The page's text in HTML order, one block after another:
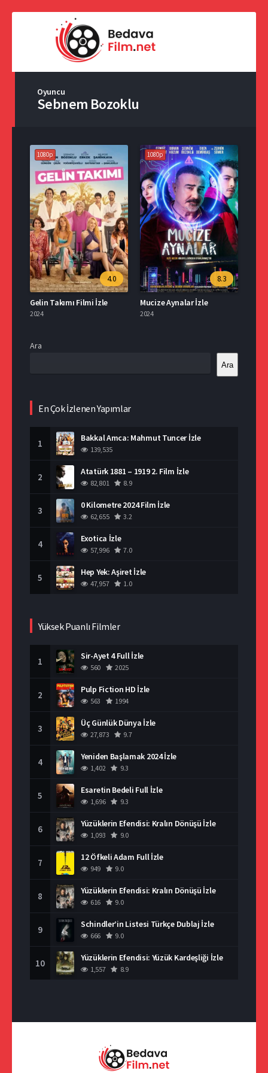
Oyuncu
Sebnem Bozoklu
1080p
4.0
Gelin Takımı Filmi İzle
2024
1080p
8.3
Mucize Aynalar İzle
2024
Ara
Ara
En Çok İzlenen Yapımlar
1 Bakkal Amca: Mahmut Tuncer İzle
139,535
2 Atatürk 1881 – 1919 2. Film İzle
82,801 8.9
3 0 Kilometre 2024 Film İzle
62,655 3.2
4 Exotica İzle
57,996 7.0
5 Hep Yek: Aşiret İzle
47,957 1.0
Yüksek Puanlı Filmler
1 Sir-Ayet 4 Full İzle
560 2025
2 Pulp Fiction HD İzle
563 1994
3 Üç Günlük Dünya İzle
27,873 9.7
4 Yeniden Başlamak 2024 İzle
1,402 9.3
5 Esaretin Bedeli Full İzle
1,696 9.3
6 Yüzüklerin Efendisi: Kralın Dönüşü İzle
1,093 9.0
7 12 Öfkeli Adam Full İzle
949 9.0
8 Yüzüklerin Efendisi: Kralın Dönüşü İzle
616 9.0
9 Schindler’in Listesi Türkçe Dublaj İzle
666 9.0
10 Yüzüklerin Efendisi: Yüzük Kardeşliği İzle
1,557 8.9